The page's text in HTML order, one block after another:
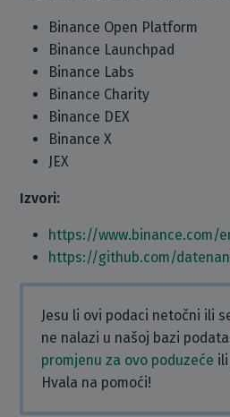
Binance Open Platform
Binance Launchpad
Binance Labs
Binance Charity
Binance DEX
Binance X
JEX
Izvori:
https://www.binance.com/
https://github.com/
Jesu li ovi podaci netočni ili
ne nalazi u našoj bazi
promjenu za ovo poduzeće
Hvala na pomoći!